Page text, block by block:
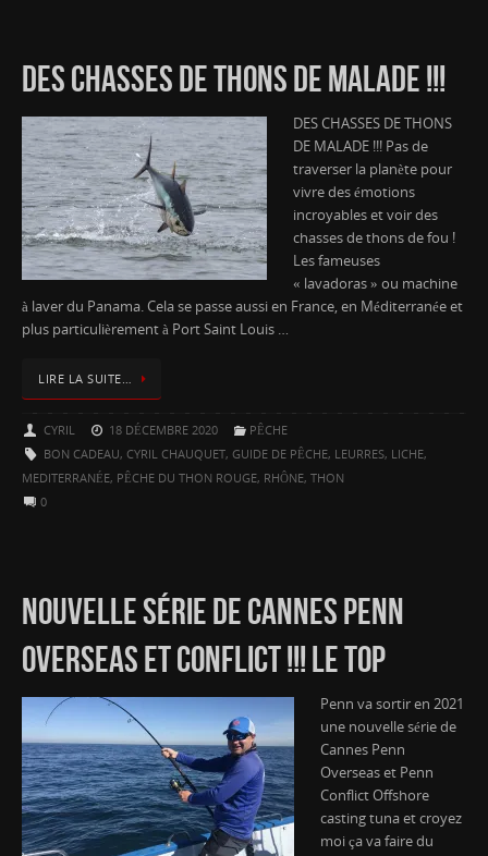
DES CHASSES DE THONS DE MALADE !!!
DES CHASSES DE THONS
DE MALADE !!! Pas de
traverser la planète pour
vivre des émotions
incroyables et voir des
chasses de thons de fou !
Les fameuses
« lavadoras » ou machine
à laver du Panama. Cela se passe aussi en France, en Méditerranée et
plus particulièrement à Port Saint Louis …
LIRE LA SUITE…
CYRIL 18 DÉCEMBRE 2020
PÊCHE
BON CADEAU, CYRIL CHAUQUET, GUIDE DE PÊCHE, LEURRES, LICHE,
MEDITERRANÉE, PÊCHE DU THON ROUGE, RHÔNE, THON
0
NOUVELLE SÉRIE DE CANNES PENN
OVERSEAS ET CONFLICT !!! LE TOP
Penn va sortir en 2021
une nouvelle série de
Cannes Penn
Overseas et Penn
Conflict Offshore
casting tuna et croyez
moi ça va faire du